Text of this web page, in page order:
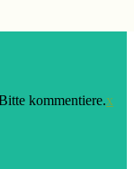
kommentiere.x